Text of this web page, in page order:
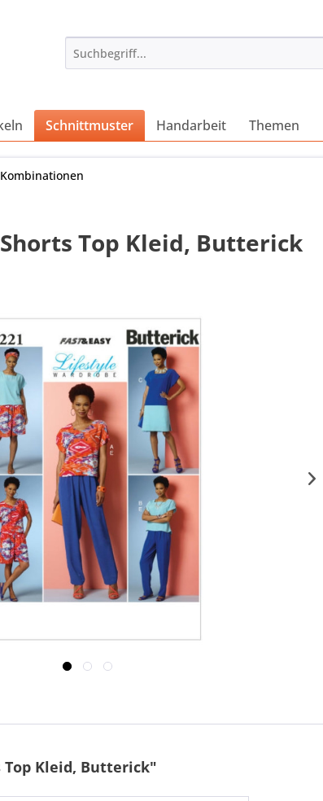
Schnittmuster Handarbeit Themen
Kombinationen
Top Kleid, Butterick
Top Kleid, Butterick"